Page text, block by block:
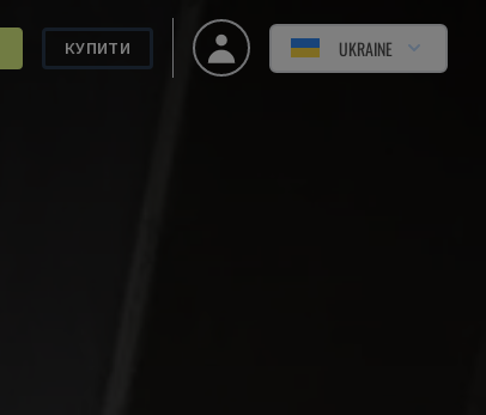
КУПИТИ UKRAINE